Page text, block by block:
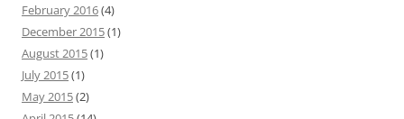
February 2016(4)
December 2015(1)
August 2015(1)
July 2015(1)
May 2015(2)